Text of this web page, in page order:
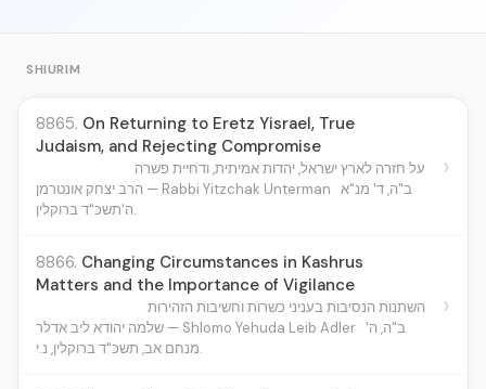
SHIURIM
8865. On Returning to Eretz Yisrael, True
Judaism, and Rejecting Compromise
על חזרה לארץ ישראל, יהדות אמיתית, ודחיית פשרה
הרב יצחק אונטרמן — Rabbi Yitzchak Unterman ב"ה, ד' מנ"א
ה'תשכ"ד ברוקלין.
›
8866. Changing Circumstances in Kashrus
Matters and the Importance of Vigilance
השתנות הנסיבות בעניני כשרות וחשיבות הזהירות
שלמה יהודא ליב אדלר — Shlomo Yehuda Leib Adler ב"ה, ה'
מנחם אב, תשכ"ד ברוקלין, נ.י.
›